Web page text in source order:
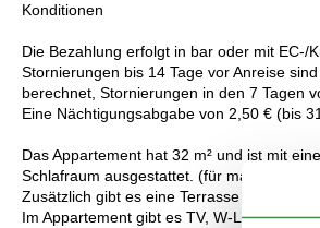
Konditionen
Die Bezahlung erfolgt in bar oder mit EC-/
Stornierungen bis 14 Tage vor Anreise
berechnet, Stornierungen in den 7 Tagen
Eine Nächtigungsabgabe von 2,50 € (bis
Das Appartement hat 32 m² und ist mit
Schlafraum ausgestattet. (für max. 4
Zusätzlich gibt es eine Terrasse mit
Im Appartement gibt es TV, W-LAN